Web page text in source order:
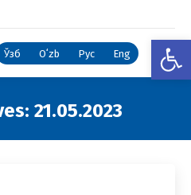
Ўзб Oʻzb Рус Eng
21.05.2023